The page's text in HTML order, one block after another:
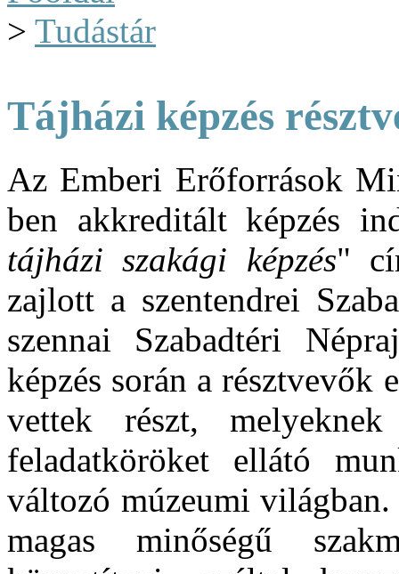
> Tudástár
Tájházi képzés
Az Emberi Erőforrások
ben akkreditált képzés
tájházi szakági képzés"
zajlott a szentendrei
szennai Szabadtéri
képzés során a résztvevők
vettek részt,
feladatköröket ellátó
változó múzeumi
magas minőségű